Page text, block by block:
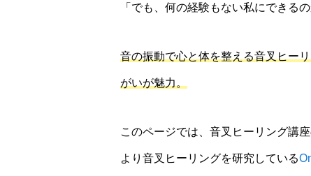
「でも、何の経験もない私にできる
音の振動で心と体を整える音叉ヒー
がいが魅力。
このページでは、音叉ヒーリング講
より音叉ヒーリングを研究している